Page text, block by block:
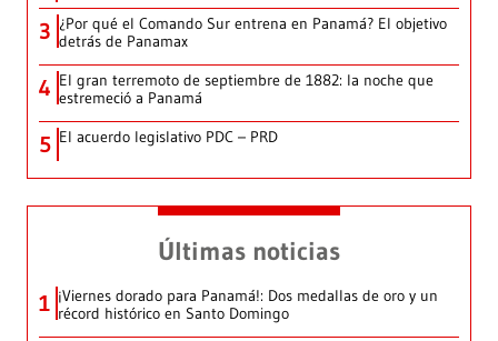
3 ¿Por qué el Comando Sur entrena en Panamá? El objetivo
detrás de Panamax
4 El gran terremoto de septiembre de 1882: la noche que
estremeció a Panamá
5 El acuerdo legislativo PDC – PRD
Últimas noticias
1 ¡Viernes dorado para Panamá!: Dos medallas de oro y un
récord histórico en Santo Domingo